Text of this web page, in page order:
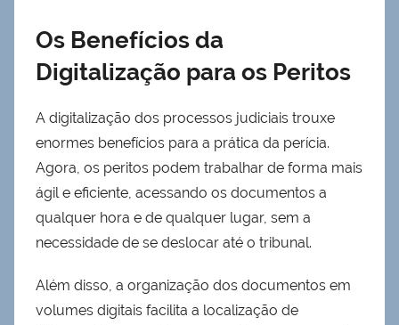
Os Benefícios da
Digitalização para os Peritos
A digitalização dos processos judiciais trouxe
enormes benefícios para a prática da perícia.
Agora, os peritos podem trabalhar de forma mais
ágil e eficiente, acessando os documentos a
qualquer hora e de qualquer lugar, sem a
necessidade de se deslocar até o tribunal.
Além disso, a organização dos documentos em
volumes digitais facilita a localização de